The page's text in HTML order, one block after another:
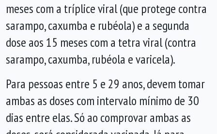
meses com a tríplice viral (que protege contra
sarampo, caxumba e rubéola) e a segunda
dose aos 15 meses com a tetra viral (contra
sarampo, caxumba, rubéola e varicela).
Para pessoas entre 5 e 29 anos, devem tomar
ambas as doses com intervalo mínimo de 30
dias entre elas. Só ao comprovar ambas as